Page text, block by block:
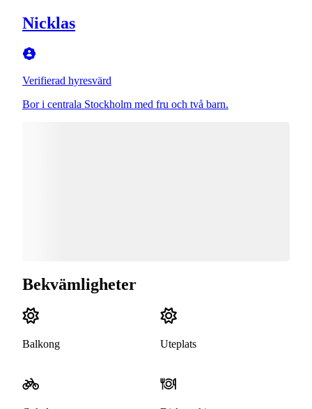
Nicklas
Verifierad hyresvärd
Bor i centrala Stockholm med fru och två barn.
Bekvämligheter
Balkong Uteplats